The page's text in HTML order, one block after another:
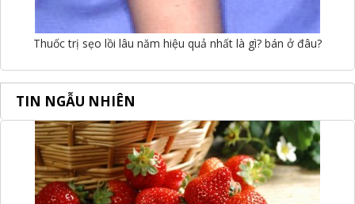
Thuốc trị sẹo lồi lâu năm hiệu quả nhất là gì? bán ở đâu?
TIN NGẪU NHIÊN